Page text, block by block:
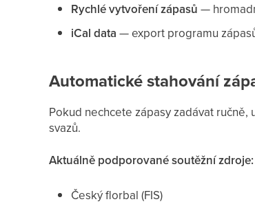
Rychlé vytvoření zápasů —
iCal data — export programu
Automatické stahování
Pokud nechcete zápasy zadávat
svazů.
Aktuálně podporované soutěžní zdroje:
Český florbal (FIS)